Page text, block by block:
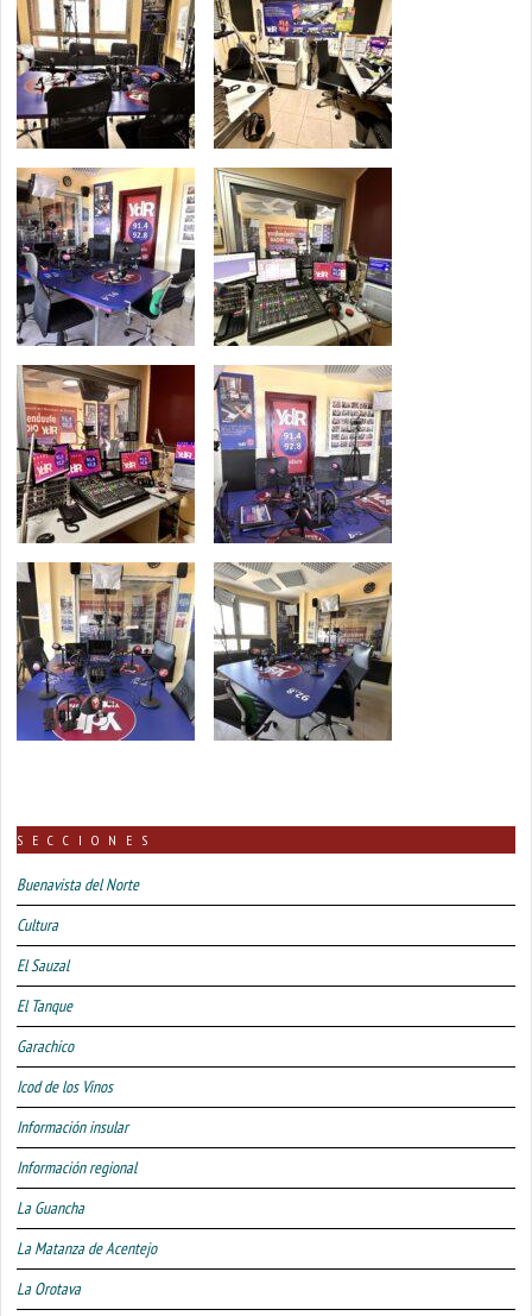
SECCIONES
Buenavista del Norte
Cultura
El Sauzal
El Tanque
Garachico
Icod de los Vinos
Información insular
Información regional
La Guancha
La Matanza de Acentejo
La Orotava